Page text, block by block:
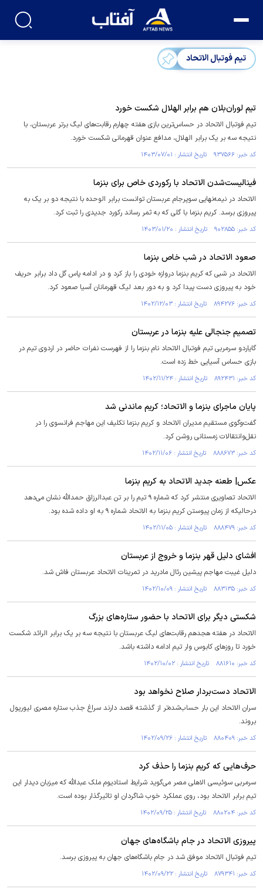
تیم فوتبال الاتحاد
تیم لوران‌بلان هم برابر الهلال شکست خورد
تیم فوتبال الاتحاد در حساس‌ترین بازی هفته چهارم رقابت‌های لیگ برتر عربستان، با
نتیجه سه بر یک برابر الهلال، مدافع عنوان قهرمانی شکست خورد.
کد خبر: ۹۳۷۵۶۶ تاریخ انتشار : ۱۴۰۳/۰۷/۰۱
فینالیست‌شدن الاتحاد با رکوردی خاص برای بنزما
الاتحاد در نیمه‌نهایی سوپرجام عربستان توانست برابر الوحده با نتیجه دو بر یک به
پیروزی برسد. کریم بنزما با گلی که به ثمر رساند رکورد جدیدی را ثبت کرد.
کد خبر: ۹۰۲۸۵۵ تاریخ انتشار : ۱۴۰۳/۰۱/۲۰
صعود الاتحاد در شب خاص بنزما
الاتحاد در شبی که کریم بنزما دروازه خودی را باز کرد و در ادامه پاس گل داد برابر حریف
خود به پیروزی دست پیدا کرد و به دور بعد لیگ قهرمانان آسیا صعود کرد.
کد خبر: ۸۹۴۲۷۶ تاریخ انتشار : ۱۴۰۲/۱۲/۰۳
تصمیم جنجالی علیه بنزما در عربستان
گایاردو سرمربی تیم فوتبال الاتحاد نام بنزما را از فهرست نفرات حاضر در اردوی تیم در
بازی حساس آسیایی خط زده است.
کد خبر: ۸۹۲۴۳۱ تاریخ انتشار : ۱۴۰۲/۱۱/۲۴
پایان ماجرای بنزما و الاتحاد؛ کریم ماندنی شد
گفت‌وگوی مستقیم مدیران الاتحاد و کریم بنزما تکلیف این مهاجم فرانسوی را در
نقل‌وانتقالات زمستانی روشن کرد.
کد خبر: ۸۸۸۶۷۳ تاریخ انتشار : ۱۴۰۲/۱۱/۰۶
عکس| طعنه جدید الاتحاد به کریم بنزما
الاتحاد تصاویری منتشر کرد که شماره ۹ تیم را بر تن عبدالرزاق حمدالله نشان می‌دهد
‏درحالیکه از زمان پیوستن کریم بنزما به الاتحاد شماره ۹ به او داده شده بود. ‏
کد خبر: ۸۸۸۴۷۹ تاریخ انتشار : ۱۴۰۲/۱۱/۰۵
افشای دلیل قهر بنزما و خروج از عربستان
دلیل غیبت مهاجم پیشین رئال مادرید در تمرینات الاتحاد عربستان فاش شد.
کد خبر: ۸۸۳۱۳۵ تاریخ انتشار : ۱۴۰۲/۱۰/۰۹
شکستی دیگر برای الاتحاد با حضور ستاره‌های بزرگ
الاتحاد در هفته هجدهم رقابت‌های لیگ عربستان با نتیجه سه بر یک برابر الرائد شکست
خورد تا روز‌های کابوس وار تیم ادامه داشته باشد.
کد خبر: ۸۸۱۶۱۰ تاریخ انتشار : ۱۴۰۲/۱۰/۰۲
الاتحاد دست‌بردار صلاح نخواهد بود
سران الاتحاد این بار حساب‌شده‌تر از گذشته قصد دارند سراغ جذب ستاره مصری لیورپول
بروند.
کد خبر: ۸۸۰۴۰۹ تاریخ انتشار : ۱۴۰۲/۰۹/۲۶
حرف‌هایی که کریم بنزما را حذف کرد
سرمربی سوئیسی الاهلی مصر می‌گوید شرایط استادیوم ملک عبدالله که میزبان دیدار این
تیم برابر الاتحاد بود، روی عملکرد خوب شاگردان او تاثیرگذار بوده است.
کد خبر: ۸۸۰۲۰۴ تاریخ انتشار : ۱۴۰۲/۰۹/۲۵
پیروزی الاتحاد در جام باشگاه‌های جهان
تیم فوتبال الاتحاد موفق شد در جام باشگاه‌های جهان به پیروزی برسد.
کد خبر: ۸۷۹۳۴۱ تاریخ انتشار : ۱۴۰۲/۰۹/۲۲